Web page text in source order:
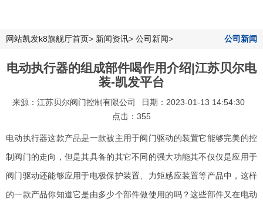
网站凯发k8旗舰厅首页> 新闻资讯> 公司新闻> 公司新闻
电动执行器的组成部件喝作用介绍|江苏贝尔电
装-凯发平台
来源：江苏贝尔阀门控制有限公司
日期：2023-01-13 14:54:30
点击：355
电动执行器这款产品是一款被主用于阀门驱动的装置它能够完美的控
制阀门的走向，但是其具备的其它不同的强大功能其不仅仅是应用于
阀门驱动还能够应用于电极保护装置、力矩感应装置等产品中，这样
的一款产品你知道它是由多少个部件做使用的吗？这些部件又在电动